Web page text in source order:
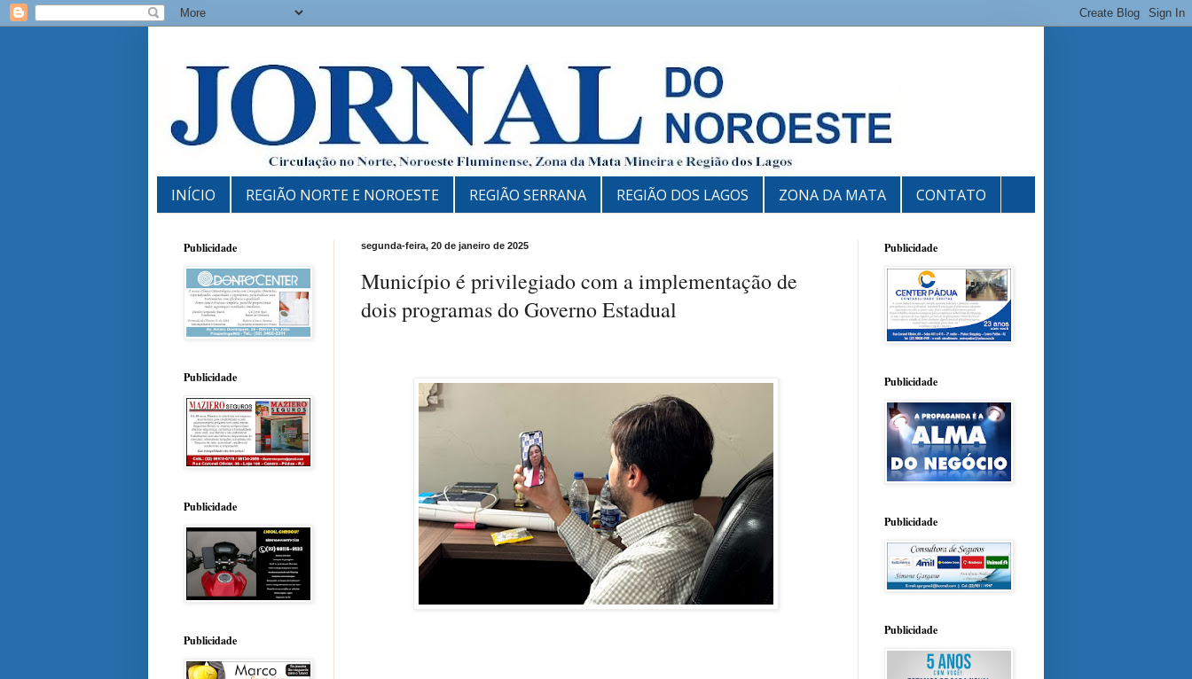
INÍCIO REGIÃO NORTE E NOROESTE REGIÃO SERRANA REGIÃO DOS LAGOS ZONA DA MATA CONTATO
segunda-feira, 20 de janeiro de 2025
Município é privilegiado com a implementação de
dois programas do Governo Estadual
Publicidade
Publicidade
Publicidade
Publicidade
Publicidade
Publicidade
Publicidade
Publicidade